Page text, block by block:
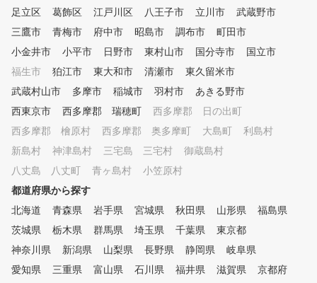
足立区
葛飾区 江戸川区 八王子市 立川市
武蔵野市
三鷹市
青梅市 府中市 昭島市 調布市
町田市
小金井市
小平市 日野市 東村山市 国分寺市
国立市
福生市
狛江市 東大和市 清瀬市
東久留米市
武蔵村山市
多摩市 稲城市 羽村市
あきる野市
西東京市
西多摩郡 瑞穂町
西多摩郡 日の出町
西多摩郡 檜原村
西多摩郡 奥多摩町 大島町
利島村
新島村
神津島村 三宅島 三宅村
御蔵島村
八丈島 八丈町
青ヶ島村
小笠原村
都道府県から探す
北海道
青森県 岩手県 宮城県 秋田県 山形県
福島県
茨城県
栃木県 群馬県 埼玉県 千葉県
東京都
神奈川県
新潟県 山梨県 長野県 静岡県
岐阜県
愛知県
三重県 富山県 石川県 福井県 滋賀県
京都府